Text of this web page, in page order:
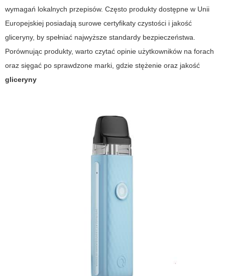
wymagań lokalnych przepisów. Często produkty dostępne w Unii
Europejskiej posiadają surowe certyfikaty czystości i jakość
gliceryny, by spełniać najwyższe standardy bezpieczeństwa.
Porównując produkty, warto czytać opinie użytkowników na forach
oraz sięgać po sprawdzone marki, gdzie stężenie oraz jakość
gliceryny